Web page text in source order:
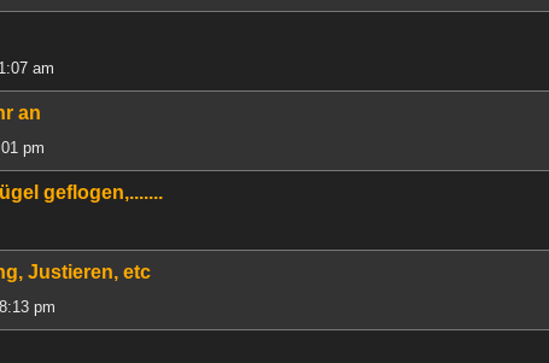
am
an
pm
geflogen,.......
Justieren, etc
pm